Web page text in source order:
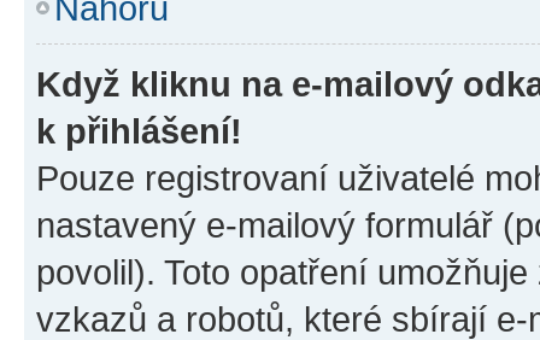
Když kliknu na e-mailový
k přihlášení!
Pouze registrovaní uživatelé
nastavený e-mailový formulář
povolil). Toto opatření
vzkazů a robotů, které sbírají e-